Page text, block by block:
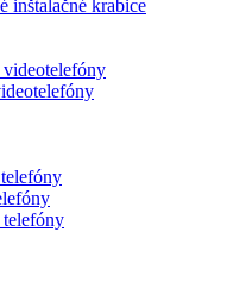
inštalačné krabice
telefóny